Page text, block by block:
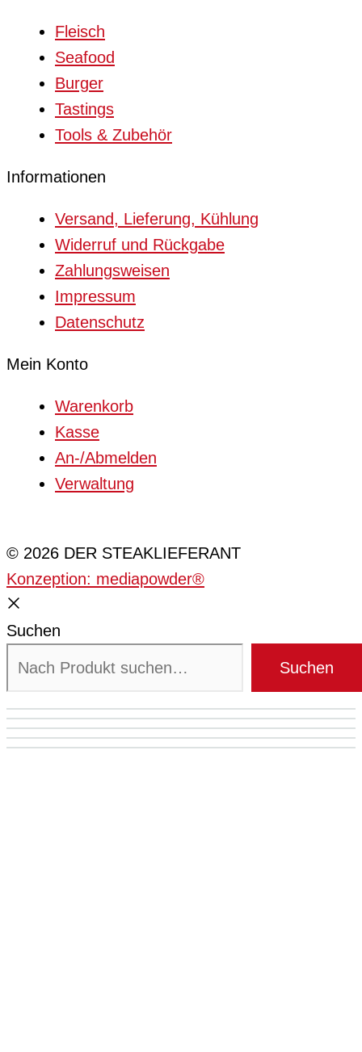
Fleisch
Seafood
Burger
Tastings
Tools & Zubehör
Informationen
Versand, Lieferung, Kühlung
Widerruf und Rückgabe
Zahlungsweisen
Impressum
Datenschutz
Mein Konto
Warenkorb
Kasse
An-/Abmelden
Verwaltung
© 2026 DER STEAKLIEFERANT
Konzeption: mediapowder®
Suchen
Suchen